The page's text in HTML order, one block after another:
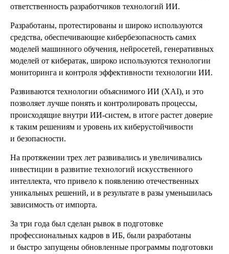
ответственность разработчиков технологий ИИ.
Разработаны, протестированы и широко используются
средства, обеспечивающие кибербезопасность самих
моделей машинного обучения, нейросетей, генеративных
моделей от кибератак, широко используются технологии
мониторинга и контроля эффективности технологии ИИ.
Развиваются технологии объяснимого ИИ (XAI), и это
позволяет лучше понять и контролировать процессы,
происходящие внутри ИИ-систем, в итоге растет доверие
к таким решениям и уровень их киберустойчивости
и безопасности.
На протяжении трех лет развивались и увеличивались
инвестиции в развитие технологий искусственного
интеллекта, что привело к появлению отечественных
уникальных решений, и в результате в разы уменьшилась
зависимость от импорта.
За три года был сделан рывок в подготовке
профессиональных кадров в ИБ, были разработаны
и быстро запущены обновленные программы подготовки